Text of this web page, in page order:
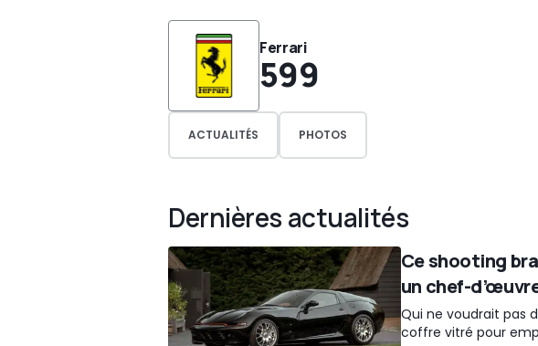
Ferrari
599
ACTUALITÉS PHOTOS
Dernières actualités
Ce shooting
un chef-
Qui ne voudrait pas
coffre vitré pour